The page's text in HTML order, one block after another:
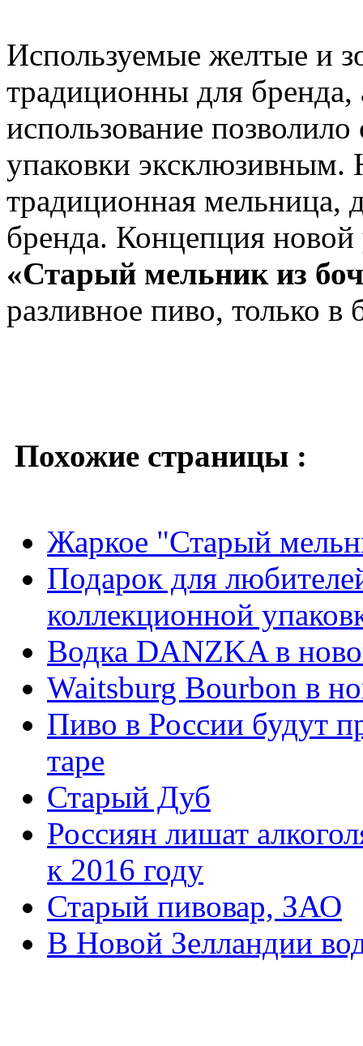
Используемые желтые и
традиционны для
использование
упаковки эксклюзивным.
традиционная мельница,
бренда. Концепция новой
«Старый мельник из
разливное пиво, только в
Похожие страницы :
Жаркое "Старый
Подарок для
коллекционной
Водка DANZKA в
Waitsburg Bourbon в
Пиво в России будут
таре
Старый Дуб
Россиян лишат
к 2016 году
Старый пивовар, ЗАО
В Новой Зелландии